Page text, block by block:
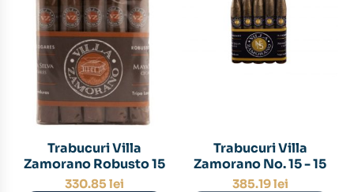
Trabucuri Villa
Zamorano Robusto 15
330.85 lei
Trabucuri Villa
Zamorano No. 15 - 15
385.19lei